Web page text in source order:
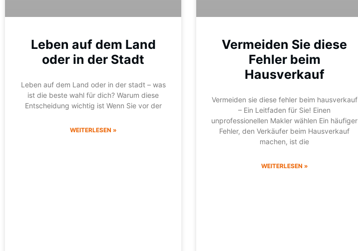
Leben auf dem Land
oder in der Stadt
Leben auf dem Land oder in der stadt – was
ist die beste wahl für dich? Warum diese
Entscheidung wichtig ist Wenn Sie vor der
WEITERLESEN »
Vermeiden Sie diese
Fehler beim
Hausverkauf
Vermeiden sie diese fehler beim hausverkauf
– Ein Leitfaden für Sie! Einen
unprofessionellen Makler wählen Ein häufiger
Fehler, den Verkäufer beim Hausverkauf
machen, ist die
WEITERLESEN »